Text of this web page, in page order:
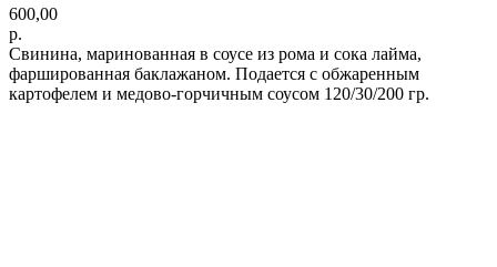
600,00
р.
Свинина, маринованная в соусе из рома и сока лайма,
фаршированная баклажаном. Подается с обжаренным
картофелем и медово-горчичным соусом 120/30/200 гр.